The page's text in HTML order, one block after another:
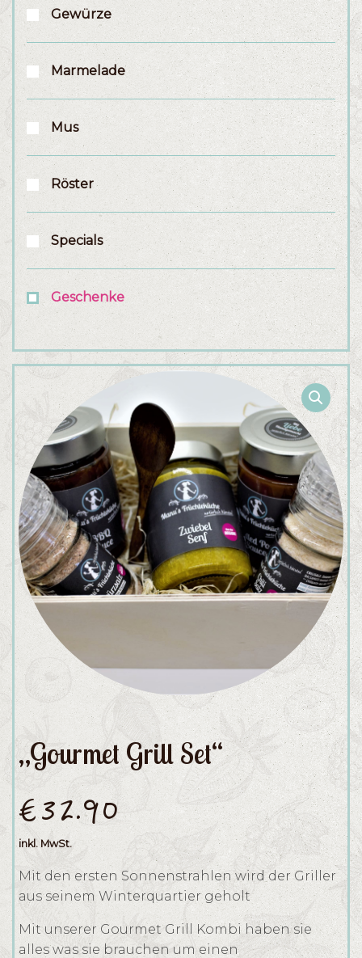
Gewürze
Marmelade
Mus
Röster
Specials
Geschenke
„Gourmet Grill Set“
€32.90
inkl. MwSt.
Mit den ersten Sonnenstrahlen wird der Griller
aus seinem Winterquartier geholt
Mit unserer Gourmet Grill Kombi haben sie
alles was sie brauchen um einen